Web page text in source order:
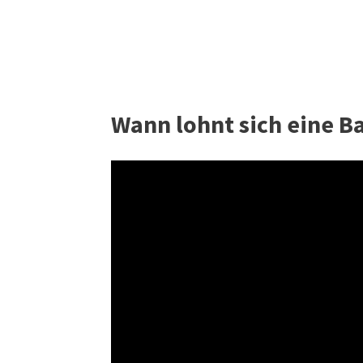
Wann lohnt sich eine